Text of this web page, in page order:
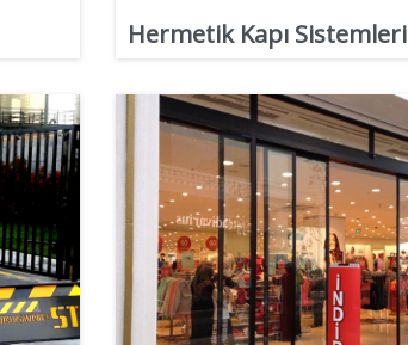
Hermetik Kapı Sistemleri